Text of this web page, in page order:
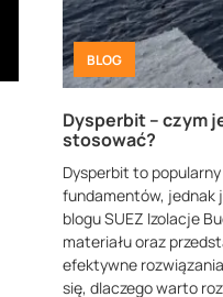
BLOG
Dysperbit – czym
stosować?
Dysperbit to
fundamentów, jednak
blogu SUEZ Izolacje
materiału oraz
efektywne
się, dlaczego warto